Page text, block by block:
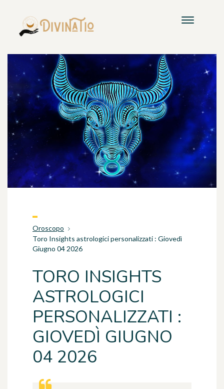
Oroscopo
Toro Insights astrologici personalizzati : Giovedì
Giugno 04 2026
TORO INSIGHTS
ASTROLOGICI
PERSONALIZZATI :
GIOVEDÌ GIUGNO
04 2026